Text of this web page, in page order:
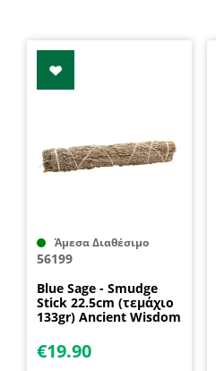
Άμεσα Διαθέσιμο
56199
Blue Sage - Smudge
Stick 22.5cm (τεμάχιο
133gr) Ancient Wisdom
€19.90